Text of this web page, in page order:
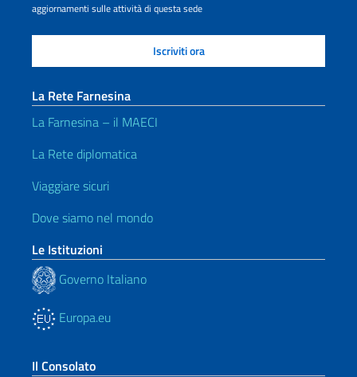
aggiornamenti sulle attività di questa sede
La Rete Farnesina
La Farnesina – il MAECI
La Rete diplomatica
Viaggiare sicuri
Dove siamo nel mondo
Le Istituzioni
Governo Italiano
Europa.eu
Il Consolato